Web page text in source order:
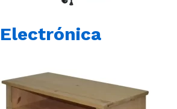
Electrónica